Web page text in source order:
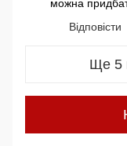
можна
Відповісти
Ще 5